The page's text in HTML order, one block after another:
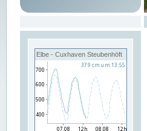
Elbe - Cuxhaven Steubenhöft